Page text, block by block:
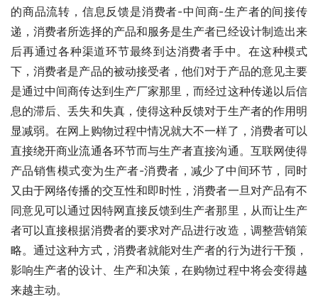
的商品流转，信息反馈是消费者-中间商-生产者的间接传
递，消费者所选择的产品和服务是生产者已经设计制造出来
后再通过各种渠道环节最终到达消费者手中。在这种模式
下，消费者是产品的被动接受者，他们对于产品的意见主要
是通过中间商传达到生产厂家那里，而经过这种传递以后信
息的滞后、丢失和失真，使得这种反馈对于生产者的作用明
显减弱。在网上购物过程中情况就大不一样了，消费者可以
直接绕开商业流通各环节而与生产者直接沟通。互联网使得
产品销售模式变为生产者-消费者，减少了中间环节，同时
又由于网络传播的交互性和即时性，消费者一旦对产品有不
同意见可以通过因特网直接反馈到生产者那里，从而让生产
者可以直接根据消费者的要求对产品进行改造，调整营销策
略。通过这种方式，消费者就能对生产者的行为进行干预，
影响生产者的设计、生产和决策，在购物过程中将会变得越
来越主动。